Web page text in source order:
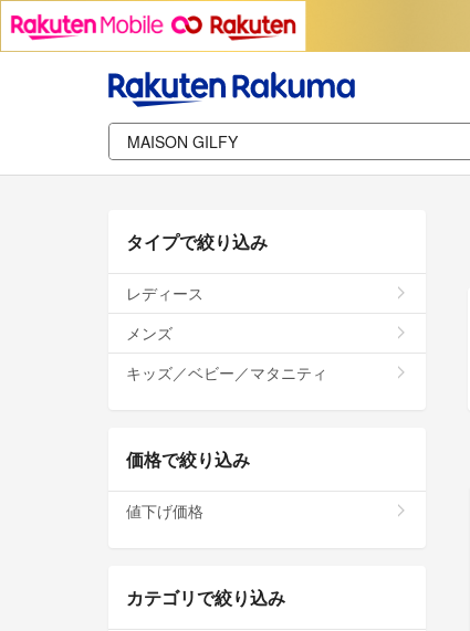
タイプで絞り込み
レディース
メンズ
キッズ／ベビー／マタニティ
価格で絞り込み
値下げ価格
カテゴリで絞り込み